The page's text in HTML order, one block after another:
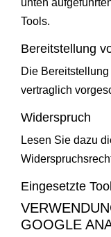
unten
Tools.
Bereitstellung
Die
vertraglich
Widerspruch
Lesen Sie dazu
Eingesetzte
GOOGLE